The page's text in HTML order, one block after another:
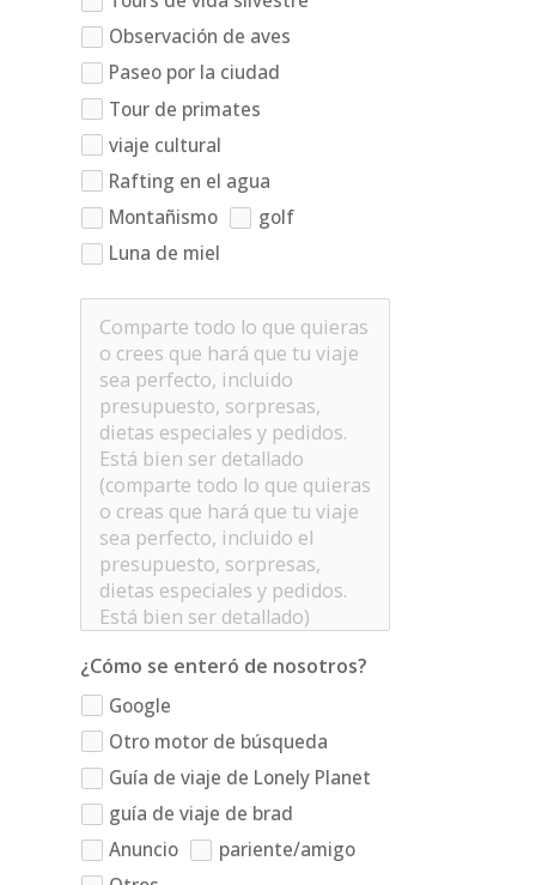
Observación de aves
Paseo por la ciudad
Tour de primates
viaje cultural
Rafting en el agua
Montañismo
golf
Luna de miel
¿Cómo se enteró de nosotros?
Google
Otro motor de búsqueda
Guía de viaje de Lonely Planet
guía de viaje de brad
Anuncio
pariente/amigo